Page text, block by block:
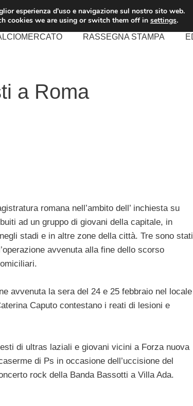
RASSEGNA STAMPA
a Roma
romana nell’ambito dell’ inchiesta su
ad un gruppo di giovani della capitale, in
stadi e in altre zone della città. Tre sono stati
avvenuta alla fine dello scorso
avvenuta la sera del 24 e 25 febbraio nel locale
Caputo contestano i reati di lesioni e
di ultras laziali e giovani vicini a Forza nuova
di Ps in occasione dell’uccisione del
rock della Banda Bassotti a Villa Ada.
esperienza d'uso e navigazione sul nostro sito web.
cookies we are using or switch them off in settings.